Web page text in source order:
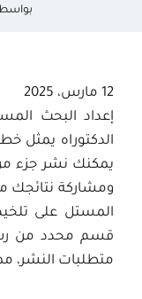
12 مارس، 2025
إعداد البحث
الدكتوراه يمثل
يمكنك نشر جزء
ومشاركة نتائجك
المستل على
قسم محدد من
متطلبات النشر،